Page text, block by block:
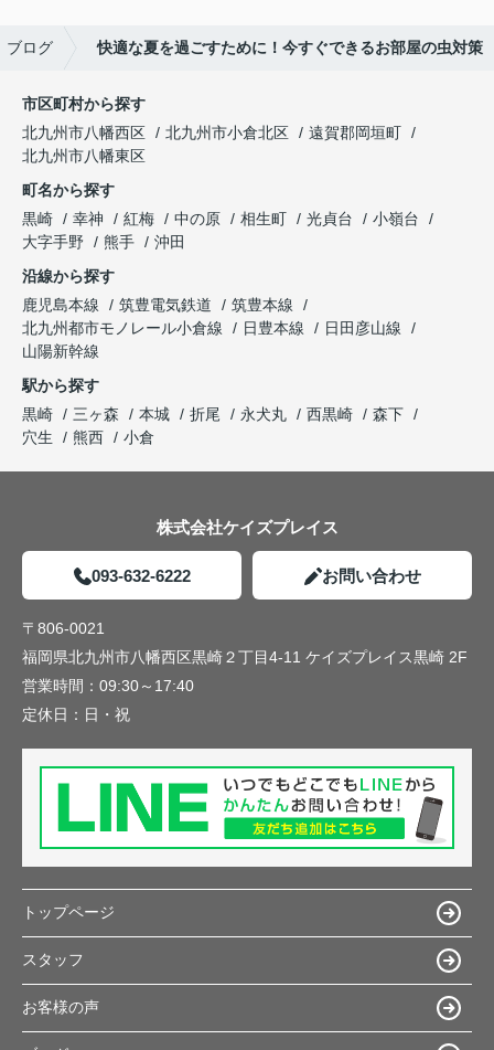
ブログ 快適な夏を過ごすために！今すぐできるお部屋の虫対策
市区町村から探す
北九州市八幡西区
北九州市小倉北区
遠賀郡岡垣町
北九州市八幡東区
町名から探す
黒崎
幸神 紅梅 中の原 相生町 光貞台
小嶺台
大字手野
熊手
沖田
沿線から探す
鹿児島本線
筑豊電気鉄道
筑豊本線
北九州都市モノレール小倉線
日豊本線
日田彦山線
山陽新幹線
駅から探す
黒崎
三ヶ森 本城 折尾 永犬丸 西黒崎
森下
穴生
熊西 小倉
株式会社ケイズプレイス
093-632-6222 お問い合わせ
〒806-0021
福岡県北九州市八幡西区黒崎２丁目4-11 ケイズプレイス黒崎 2F
営業時間： 09:30～17:40
定休日： 日・祝
トップページ
スタッフ
お客様の声